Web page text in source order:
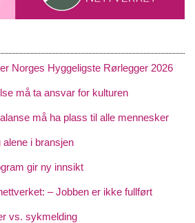
Norges Hyggeligste Rørlegger 2026
må ta ansvar for kulturen
må ha plass til alle mennesker
i bransjen
gir ny innsikt
– Jobben er ikke fullført
vs. sykmelding